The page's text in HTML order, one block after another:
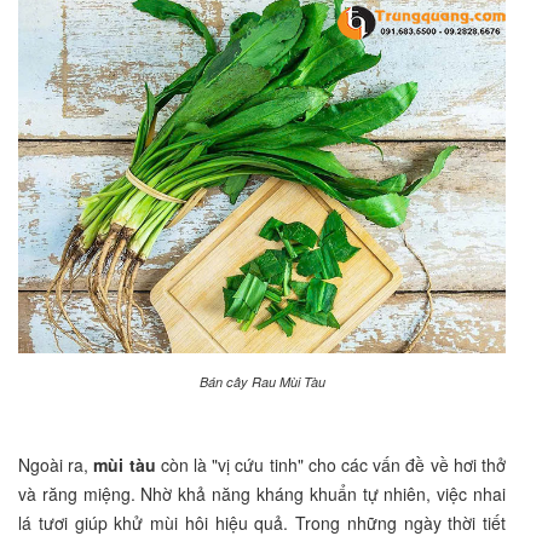
Bán cây Rau Mùi Tàu
Ngoài ra, mùi tàu còn là "vị cứu tinh" cho các vấn đề về hơi thở
và răng miệng. Nhờ khả năng kháng khuẩn tự nhiên, việc nhai
lá tươi giúp khử mùi hôi hiệu quả. Trong những ngày thời tiết